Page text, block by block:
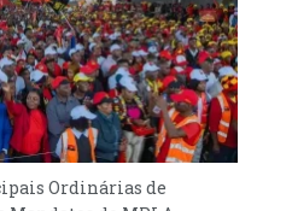
Ordinárias de